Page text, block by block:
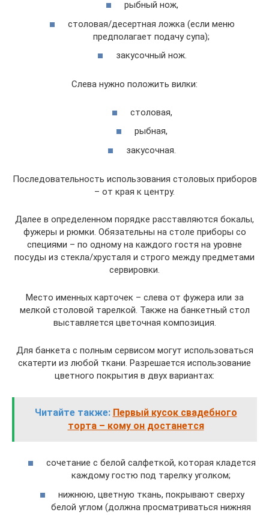
рыбный нож,
столовая/десертная ложка (если меню
предполагает подачу супа);
закусочный нож.
Слева нужно положить вилки:
столовая,
рыбная,
закусочная.
Последовательность использования столовых приборов
– от края к центру.
Далее в определенном порядке расставляются бокалы,
фужеры и рюмки. Обязательны на столе приборы со
специями – по одному на каждого гостя на уровне
посуды из стекла/хрусталя и строго между предметами
сервировки.
Место именных карточек – слева от фужера или за
мелкой столовой тарелкой. Также на банкетный стол
выставляется цветочная композиция.
Для банкета с полным сервисом могут использоваться
скатерти из любой ткани. Разрешается использование
цветного покрытия в двух вариантах:
Читайте также: Первый кусок свадебного
торта – кому он достанется
сочетание с белой салфеткой, которая кладется
каждому гостю под тарелку уголком;
нижнюю, цветную ткань, покрывают сверху
белой углом (должна просматриваться нижняя